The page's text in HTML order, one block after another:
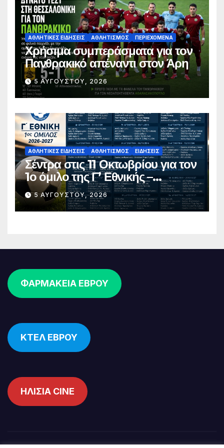
ΑΘΛΗΤΙΚΈΣ ΕΙΔΉΣΕΙΣ ΑΘΛΗΤΙΣΜΌΣ ΠΕΡΙΕΧΌΜΕΝΑ
Χρήσιμα συμπεράσματα για τον
Πανθρακικό απέναντι στον Άρη
5 ΑΥΓΟΎΣΤΟΥ, 2026
ΑΘΛΗΤΙΚΈΣ ΕΙΔΉΣΕΙΣ ΑΘΛΗΤΙΣΜΌΣ ΕΙΔΉΣΕΙΣ
Σέντρα στις 11 Οκτωβρίου για τον
1ο όμιλο της Γ’ Εθνικής –
Ανακοινώθηκε το πλήρες
πρόγραμμα
5 ΑΥΓΟΎΣΤΟΥ, 2026
ΦΑΡΜΑΚΕΙΑ ΕΒΡΟΥ
ΚΤΕΛ ΕΒΡΟΥ
ΗΛΙΣΙΑ CINE